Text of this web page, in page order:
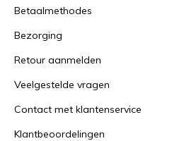
Betaalmethodes
Bezorging
Retour aanmelden
Veelgestelde vragen
Contact met klantenservice
Klantbeoordelingen